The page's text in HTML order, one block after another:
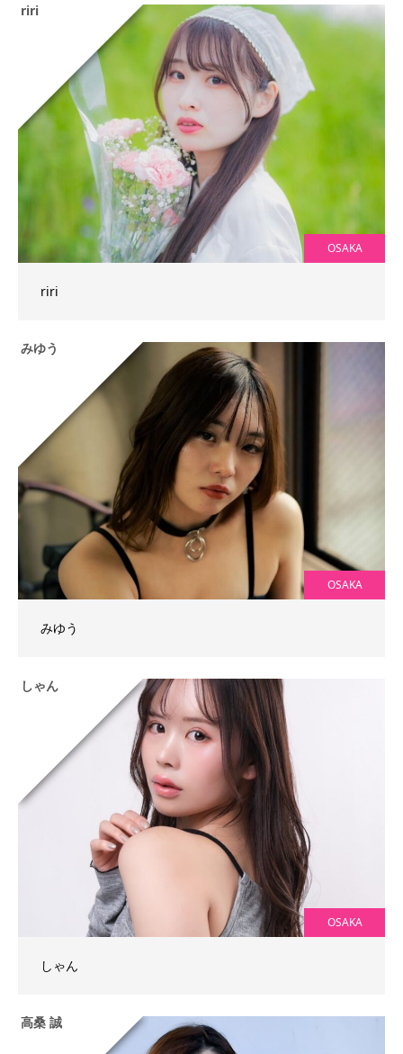
riri
OSAKA
riri
みゆう
OSAKA
みゆう
しゃん
OSAKA
しゃん
高桑 誠